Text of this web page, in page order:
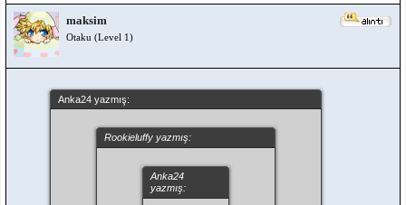
maksim
Otaku (Level 1)
Anka24 yazmış:
Rookieluffy yazmış:
Anka24
yazmış: